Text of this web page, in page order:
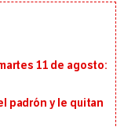
11 de agosto:
padrón y le quitan